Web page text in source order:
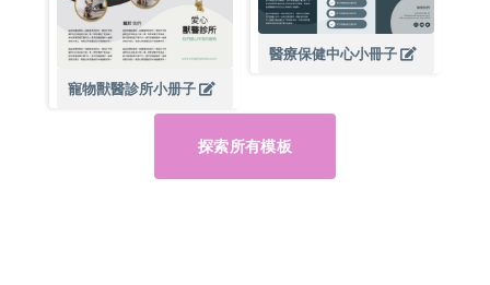
寵物獸醫診所小册子
醫療保健中心小冊子
探索所有模板